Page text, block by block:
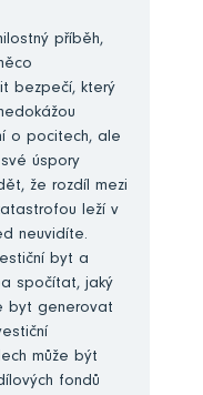
příběh,
bezpečí, který
o pocitech, ale
úspory
že rozdíl mezi
leží v
neuvidíte.
byt a
spočítat, jaký
byt generovat
může být
fondů